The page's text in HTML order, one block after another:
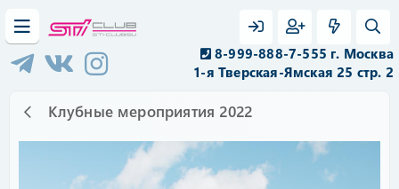
8-999-888-7-555 г. Москва
1-я Тверская-Ямская 25 стр. 2
Клубные мероприятия 2022